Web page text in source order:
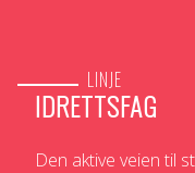
LINJE
IDRETTSFAG
Den aktive veien til